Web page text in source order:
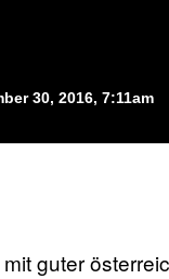
30, 2016, 7:11am
guter